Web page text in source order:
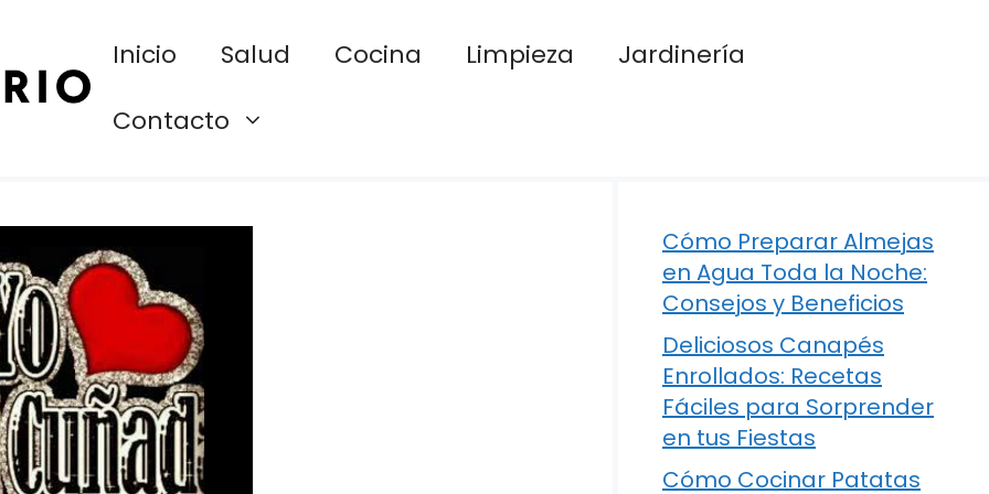
Inicio Salud Cocina Limpieza
Jardinería
Contacto
Cómo Preparar Almejas
en Agua Toda la Noche:
Consejos y Beneficios
Deliciosos Canapés
Enrollados: Recetas
Fáciles para Sorprender
en tus Fiestas
Cómo Cocinar Patatas